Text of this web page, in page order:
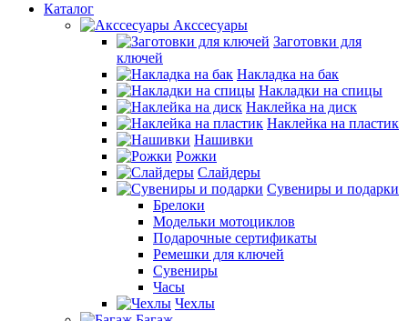
Каталог
Акссесуары
Заготовки для
ключей
Накладка на бак
Накладки на спицы
Наклейка на диск
Наклейка на пластик
Нашивки
Рожки
Слайдеры
Сувениры и подарки
Брелоки
Модельки мотоциклов
Подарочные сертификаты
Ремешки для ключей
Сувениры
Часы
Чехлы